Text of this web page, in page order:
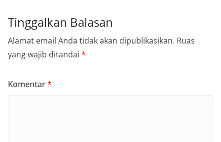
Tinggalkan Balasan
Alamat email Anda tidak akan dipublikasikan. Ruas
yang wajib ditandai *
Komentar*